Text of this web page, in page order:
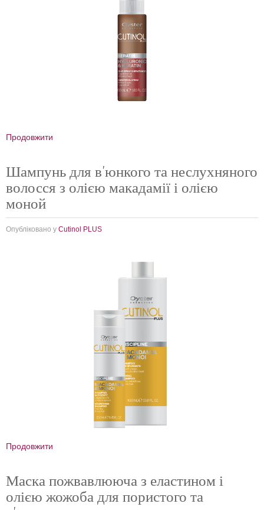
Продовжити
Шампунь для в'юнкого та неслухняного
волосся з олією макадамії і олією
моной
Опубліковано у Cutinol PLUS
Продовжити
Маска пожвавлююча з еластином і
олією жожоба для пористого та